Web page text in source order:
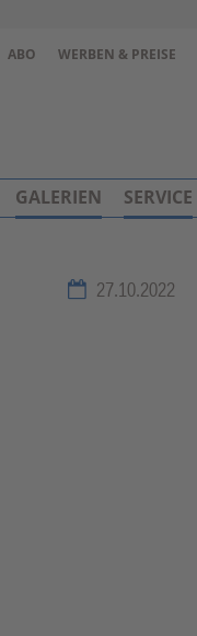
ABO WERBEN & PREISE
27.10.2022
GALERIEN SERVICE